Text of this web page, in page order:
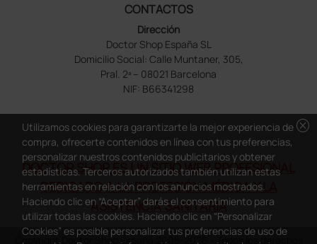
CONTACTOS
Dirección
Doctor Shop España SL
Domicilio Social: Calle Muntaner, 305,
Pral. 2ª – 08021 Barcelona
NIF: B66341298
DOCTOR SHOP ES UN SITIO WEB PROFESIONAL
DEDICADO A LA PROFESIÓN MÉDICA Y LA
ASISTENCIA SANITARIA
Copyright Doctor Shop España 2005-2026 - Todos los derechos
cancel
Utilizamos cookies para garantizarte la mejor experiencia de
compra, ofrecerte contenidos en línea con tus preferencias,
personalizar nuestros contenidos publicitarios y obtener
estadísticas. Terceros autorizados también utilizan estas
herramientas en relación con los anuncios mostrados.
Haciendo clic en “Aceptar” darás el consentimiento para
utilizar todas las cookies. Haciendo clic en “Personalizar
Cookies” es posible personalizar tus preferencias de uso de